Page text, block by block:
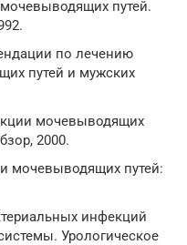
путей.
по лечению
путей и мужских
мочевыводящих
2000.
мочевыводящих путей:
инфекций
Урологическое